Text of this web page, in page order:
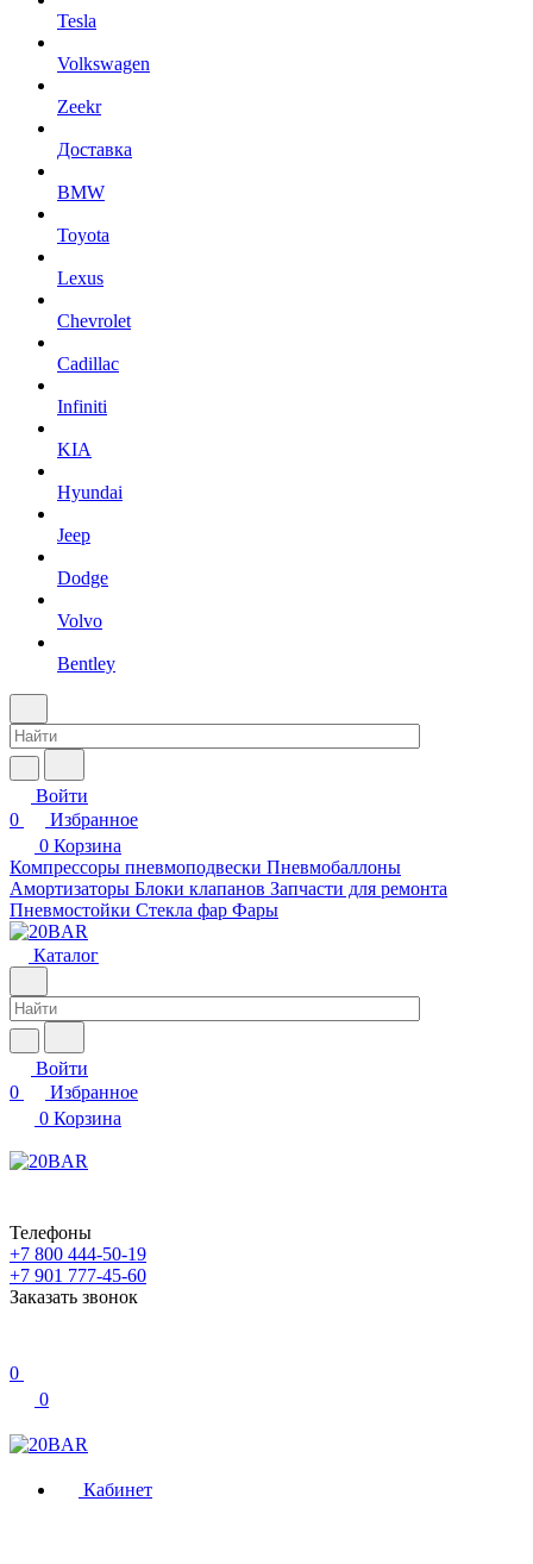
Tesla
Volkswagen
Zeekr
Доставка
BMW
Toyota
Lexus
Chevrolet
Cadillac
Infiniti
KIA
Hyundai
Jeep
Dodge
Volvo
Bentley
Войти
0
Избранное
0 Корзина
Компрессоры пневмоподвески Пневмобаллоны
Амортизаторы Блоки клапанов Запчасти для ремонта
Пневмостойки Стекла фар Фары
Каталог
Войти
0
Избранное
0 Корзина
Телефоны
+7 800 444-50-19
+7 901 777-45-60
Заказать звонок
0
0
Кабинет